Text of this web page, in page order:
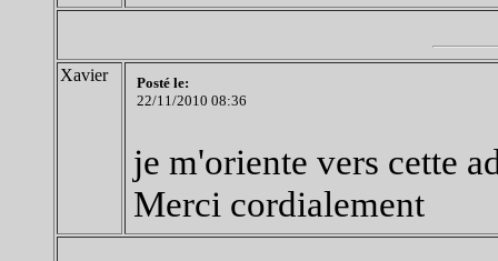
Xavier
Posté le:
22/11/2010 08:36
je m'oriente vers cette
Merci cordialement